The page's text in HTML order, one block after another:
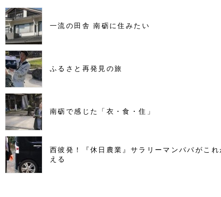
一流の田舎 南砺に住みたい
ふるさと再発見の旅
南砺で感じた「衣・食・住」
西彼発！『休日農業』サラリーマンパパがこ
える